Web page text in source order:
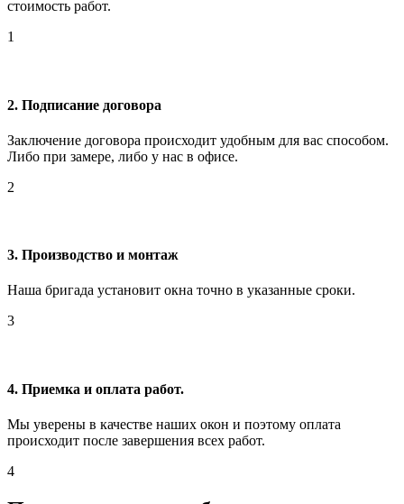
стоимость работ.
1
2. Подписание договора
Заключение договора происходит удобным для вас способом.
Либо при замере, либо у нас в офисе.
2
3. Производство и монтаж
Наша бригада установит окна точно в указанные сроки.
3
4. Приемка и оплата работ.
Мы уверены в качестве наших окон и поэтому оплата
происходит после завершения всех работ.
4